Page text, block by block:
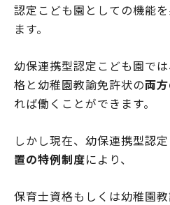
認定こども園としての機能
ます。
幼保連携型認定こども園で
格と幼稚園教諭免許状の両
れば働くことができます。
しかし現在、幼保連携型認
置の特例制度により、
保育士資格もしくは幼稚園